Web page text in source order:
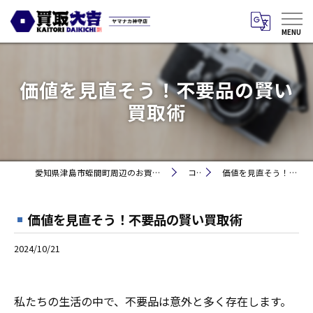
価値を見直そう！不要品の賢い
買取術
愛知県津島市蛭間町周辺のお買取りなら買取大吉 ヤマナカ神守店 コラム 価値を見直そう！不要品の賢い買取術
価値を見直そう！不要品の賢い買取術
2024/10/21
私たちの生活の中で、不要品は意外と多く存在します。